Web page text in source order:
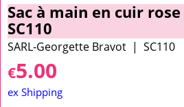
Sac à main en cuir
SC110
SARL-Georgette Bravot SC110
€5.00
ex Shipping